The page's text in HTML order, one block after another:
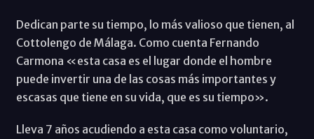
Dedican parte su tiempo, lo más valioso que tienen, al
Cottolengo de Málaga. Como cuenta Fernando
Carmona «esta casa es el lugar donde el hombre
puede invertir una de las cosas más importantes y
escasas que tiene en su vida, que es su tiempo».
Lleva 7 años acudiendo a esta casa como voluntario,